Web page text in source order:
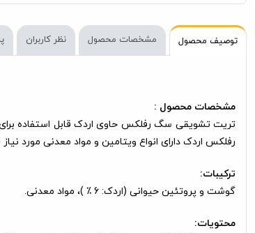
توصیف محصول مشخصات محصول نظر کاربران
مشخصات محصول :
تریت تشویقی سگ رفلکس حاوی اردک قابل استفاده
رفلکس اردک دارای انواع ویتامین و مواد معدنی مورد
ترکیبات:
گوشت و پروتئین حیوانی (اردک: 6 ٪ )، مواد معدنی.
محتویات: